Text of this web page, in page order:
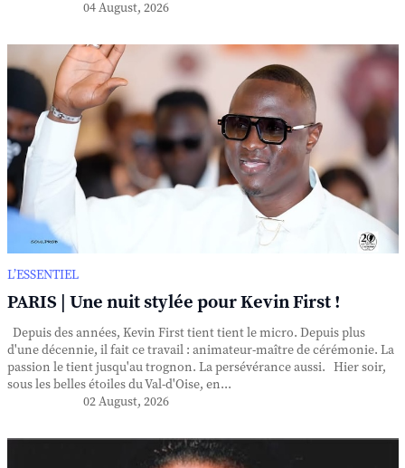
04 August, 2026
L’ESSENTIEL
PARIS | Une nuit stylée pour Kevin First !
Depuis des années, Kevin First tient tient le micro. Depuis plus
d'une décennie, il fait ce travail : animateur-maître de cérémonie. La
passion le tient jusqu'au trognon. La persévérance aussi. Hier soir,
sous les belles étoiles du Val-d'Oise, en...
02 August, 2026